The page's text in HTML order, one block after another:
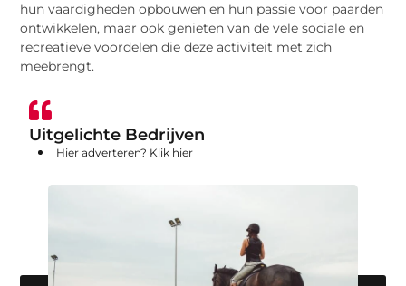
hun vaardigheden opbouwen en hun passie voor paarden
ontwikkelen, maar ook genieten van de vele sociale en
recreatieve voordelen die deze activiteit met zich
meebrengt.
Uitgelichte Bedrijven
Hier adverteren? Klik hier